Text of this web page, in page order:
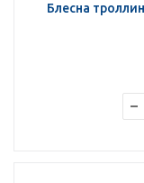
Блесна